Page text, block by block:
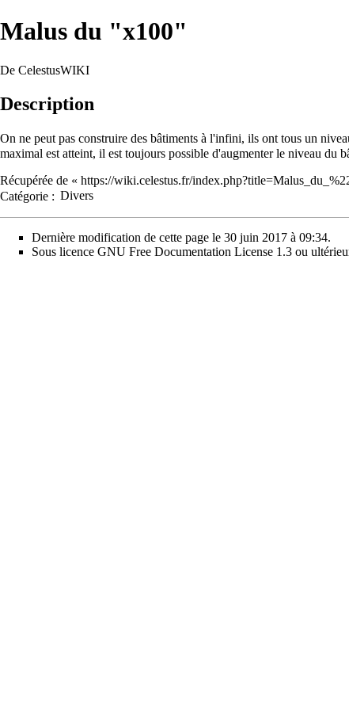
Malus du "x100"
De CelestusWIKI
Description
On ne peut pas construire des bâtiments à l'infini, ils ont tous un
maximal est atteint, il est toujours possible d'augmenter le niveau du
Récupérée de « https://wiki.celestus.fr/
Catégorie : Divers
Dernière modification de cette page le 30 juin 2017 à 09:34.
Sous licence GNU Free Documentation License 1.3 ou